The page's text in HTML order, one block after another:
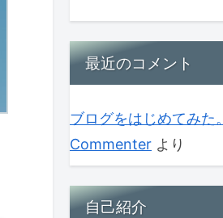
最近のコメント
ブログをはじめてみた。
Commenter より
自己紹介